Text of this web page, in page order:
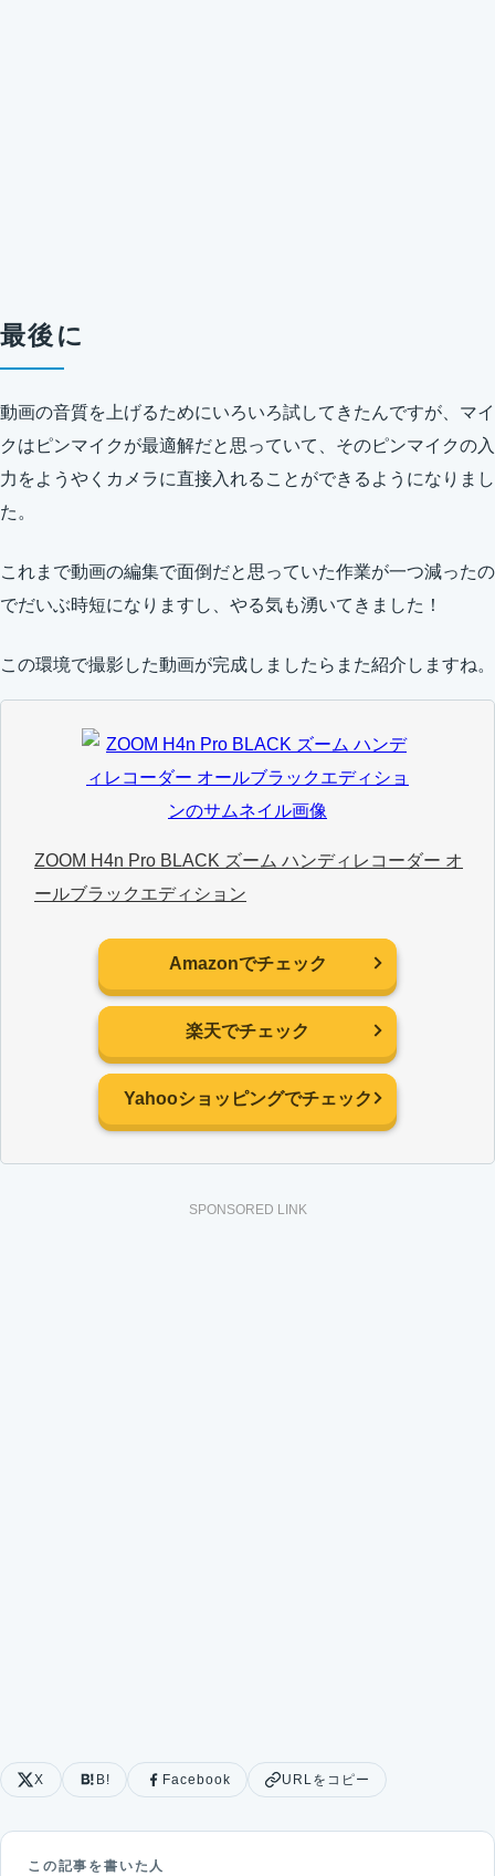
最後に
動画の音質を上げるためにいろいろ試してきたんですが、マイ
クはピンマイクが最適解だと思っていて、そのピンマイクの入
力をようやくカメラに直接入れることができるようになりまし
た。
これまで動画の編集で面倒だと思っていた作業が一つ減ったの
でだいぶ時短になりますし、やる気も湧いてきました！
この環境で撮影した動画が完成しましたらまた紹介しますね。
ZOOM H4n Pro BLACK ズーム ハンディレコーダー オ
ールブラックエディション
Amazonでチェック
楽天でチェック
Yahooショッピングでチェック
SPONSORED LINK
X B! Facebook URLをコピー
この記事を書いた人